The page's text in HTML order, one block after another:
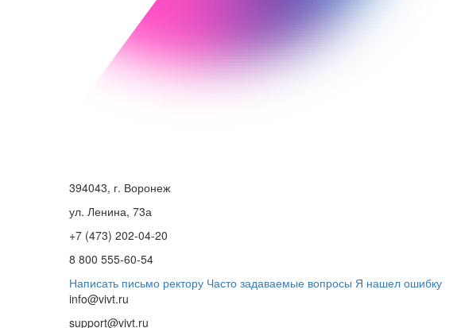
394043, г. Воронеж
ул. Ленина, 73а
+7 (473) 202-04-20
8 800 555-60-54
Написать письмо ректору Часто задаваемые вопросы Я нашел ошибку
info@vivt.ru
support@vivt.ru